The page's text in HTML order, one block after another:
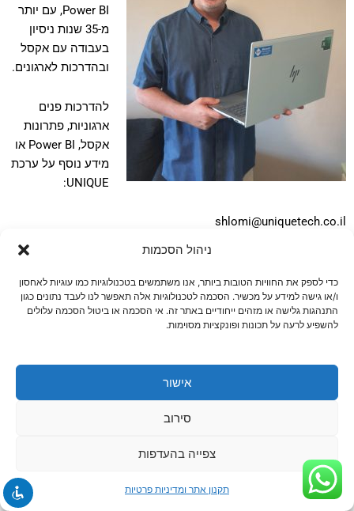
ניהול הסכמות
כדי לספק את החוויות הטובות ביותר, אנו משתמשים בטכנולוגיות כמו עוגיות לאחסון
ו/או גישה למידע על מכשיר. הסכמה לטכנולוגיות אלה תאפשר לנו לעבד נתונים כגון
התנהגות גלישה או מזהים ייחודיים באתר זה. אי הסכמה או ביטול הסכמה עלולים
להשפיע לרעה על תכונות ופונקציות מסוימות.
אישור
סירוב
צפייה בהעדפות
תקנון אתר ומדיניות פרטיות
Power BI, עם יותר
מ-35 שנות ניסיון
בעבודה עם אקסל
ובהדרכות לארגונים.
להדרכות פנים
ארגוניות, פתרונות
אקסל, Power BI או
מידע נוסף על ערכת
UNIQUE:
shlomi@uniquetech.co.il
להצטרף לקבוצת הפייסבוק "קהילת משתמשי אקסל ו Power BI
"
לעדכונים נוספים.
Post Views: 113